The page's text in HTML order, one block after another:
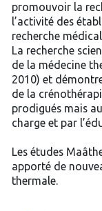
promouvoir la
l’activité des
recherche
La recherche
de la médecine
2010) et
de la
prodigués mais
charge et par
Les études
apporté de
thermale.